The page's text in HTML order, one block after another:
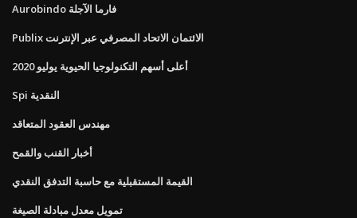
Aurobindo فارما الآجلة
Publix الائتمان الاتحاد المصرفي عبر الإنترنت
أعلى أسهم التكنولوجيا الحيوية يوليو 2020
Spi النقدية
مهندس العقود المتعاقد
أخبار القنب والقمح
القيمة المستقبلية مع حاسبة التدفق النقدي
تمويل معدل مبادلة الصيغة